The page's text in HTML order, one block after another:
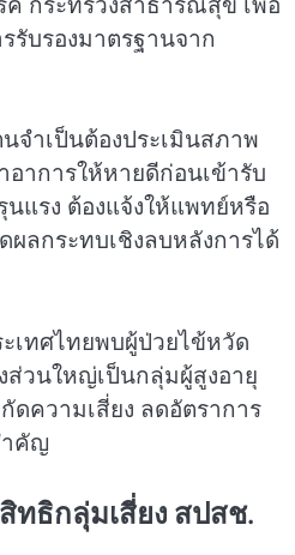
กระทรวงสาธารณสุข เพื่อ
รับรองมาตรฐานจาก
ำเป็นต้องประเมินสภาพ
อาการให้หายดีก่อนเข้ารับ
แรง ต้องแจ้งให้แพทย์หรือ
ลกระทบเชิงลบหลังการได้
เทศไทยพบผู้ป่วยไข้หวัด
ส่วนใหญ่เป็นกลุ่มผู้สูงอายุ
ความเสี่ยง ลดอัตราการ
ำคัญ
ทธิกลุ่มเสี่ยง สปสช.